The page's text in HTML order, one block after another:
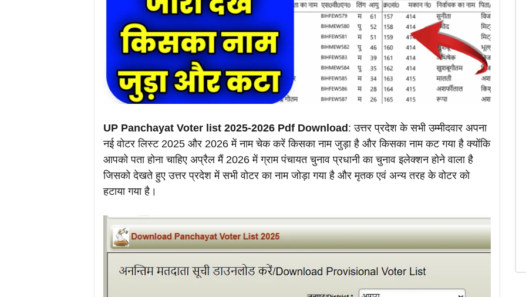
UP Panchayat Voter list 2025-2026 Pdf Download : उत्तर प्रदेश के सभी उम्मीदवार अपना
नई वोटर लिस्ट 2025 और 2026 में नाम चेक करें किसका नाम जुड़ा है और किसका नाम कट गया है क्योंकि
आपको पता होना चाहिए अप्रैल मैं 2026 में ग्राम पंचायत चुनाव प्रधानी का चुनाव इलेक्शन होने वाला है
जिसको देखते हुए उत्तर प्रदेश में सभी वोटर का नाम जोड़ा गया है और मृतक एवं अन्य तरह के वोटर को
हटाया गया है।